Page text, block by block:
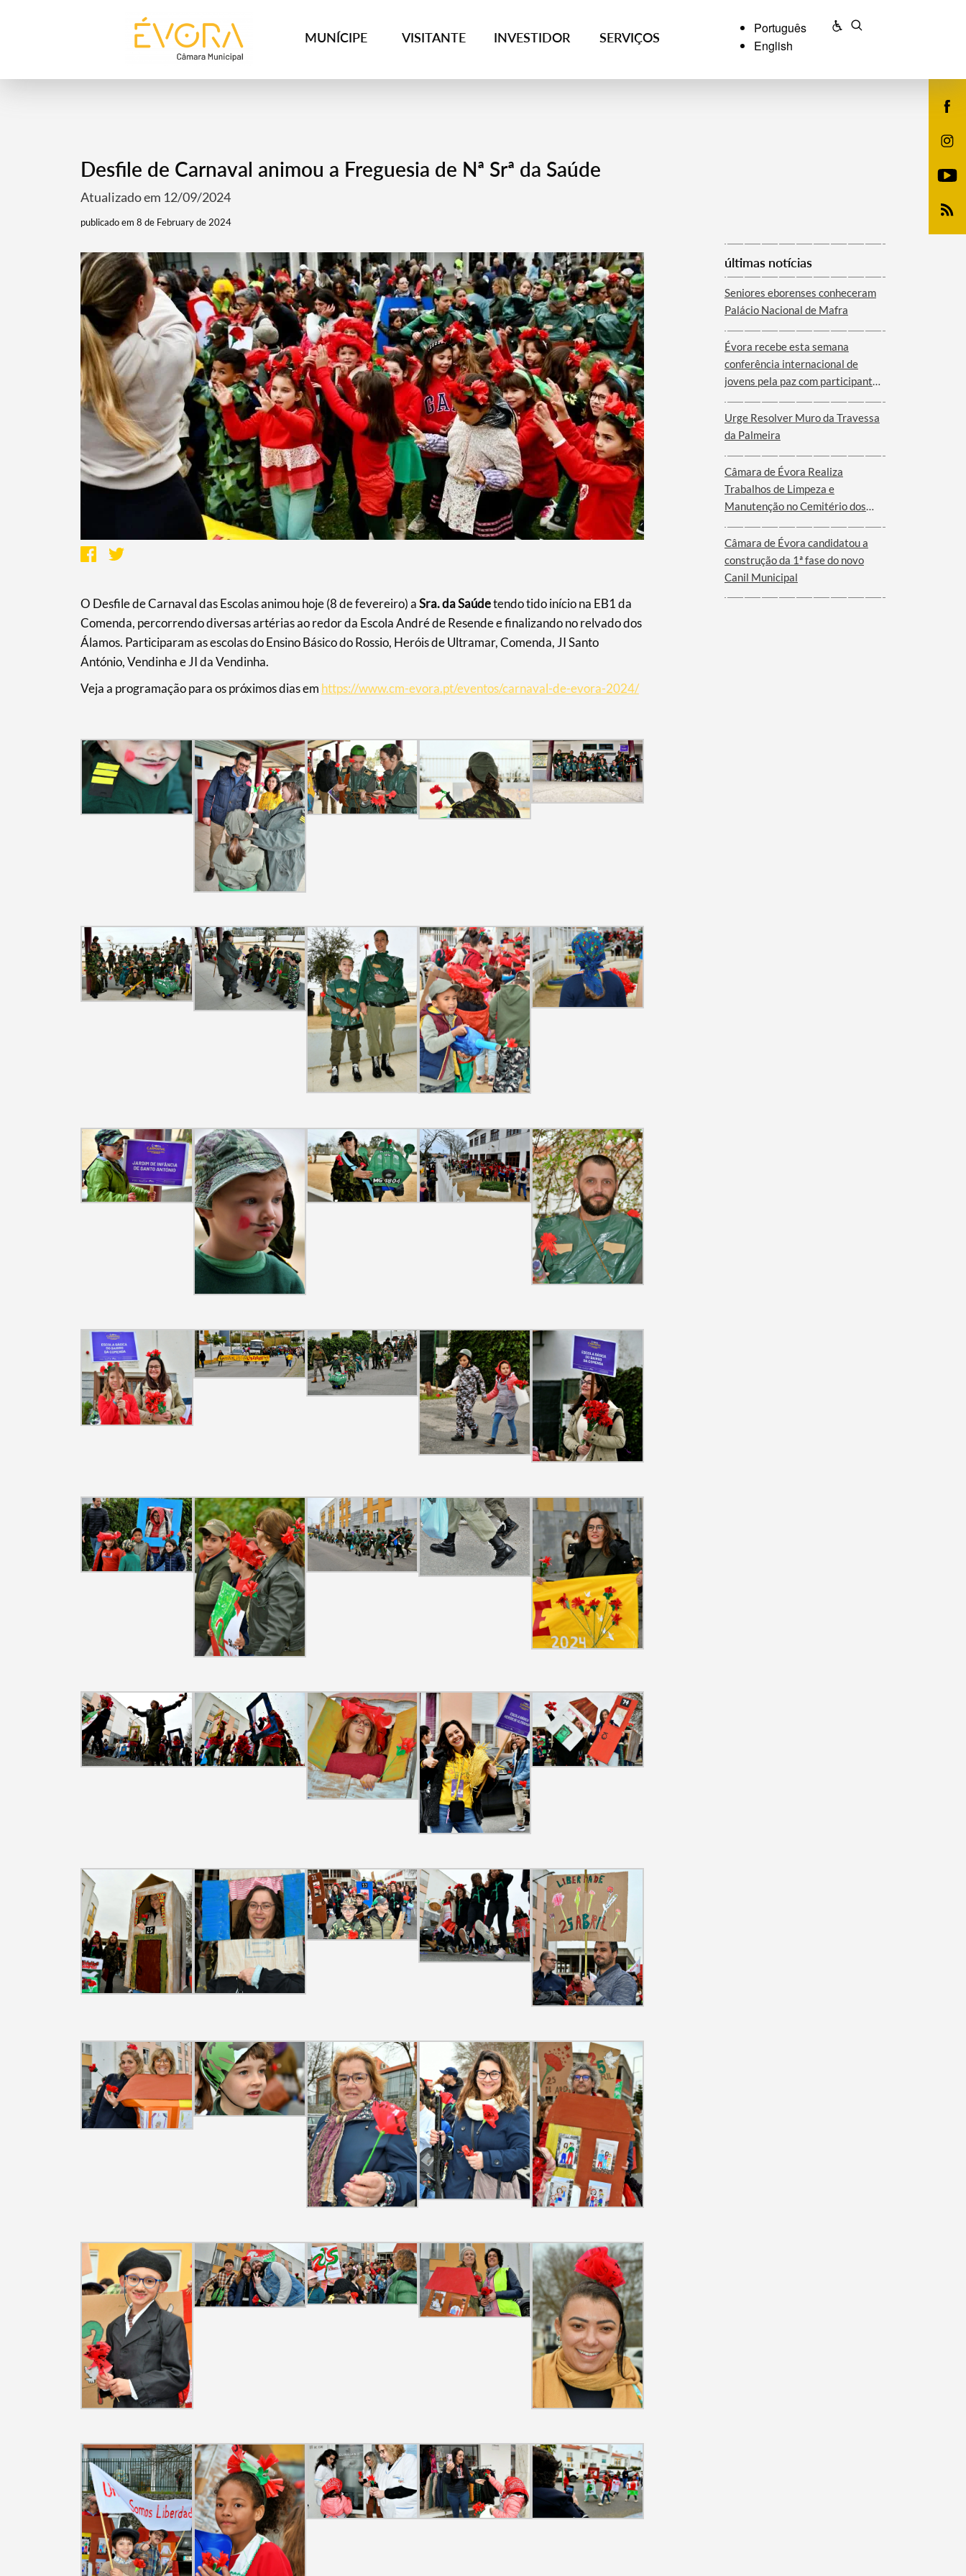
MUNÍCIPE VISITANTE INVESTIDOR SERVIÇOS
Português
English
Termo de Pesquisa
Categorias gerais
Desfile de Carnaval animou a Freguesia de Nª Srª da Saúde
Atualizado em 12/09/2024
publicado em 8 de February de 2024
O Desfile de Carnaval das Escolas animou hoje (8 de fevereiro) aSra. da Saúdetendo tido início na EB1 da
Comenda, percorrendo diversas artérias ao redor da Escola André de Resende e finalizando no relvado dos
Álamos. Participaram as escolas do Ensino Básico do Rossio, Heróis de Ultramar, Comenda, JI Santo
António, Vendinha e JI da Vendinha.
Veja a programação para os próximos dias em https://www.cm-evora.pt/eventos/carnaval-de-evora-2024/
últimas notícias
Seniores eborenses conheceram
Palácio Nacional de Mafra
Évora recebe esta semana
conferência internacional de
jovens pela paz com participantes
Urge Resolver Muro da Travessa
da Palmeira
Câmara de Évora Realiza
Trabalhos de Limpeza e
Manutenção no Cemitério dos
Câmara de Évora candidatou a
construção da 1ª fase do novo
Canil Municipal